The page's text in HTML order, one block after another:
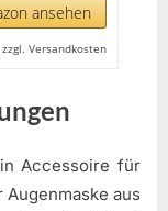
ansehen
Versandkosten
Accessoire für
aus